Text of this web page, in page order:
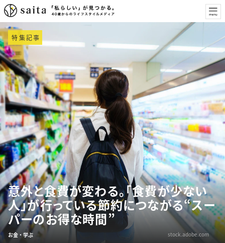
特集記事
意外と食費が変わる。「食費が少ない
人」が行っている節約につながる“スー
パーのお得な時間”
お金・学ぶ stock.adobe.com